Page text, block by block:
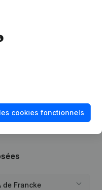
Coordination,
…) -
Morale, Ouverture
etc...)
de Francke
cookies fonctionnels